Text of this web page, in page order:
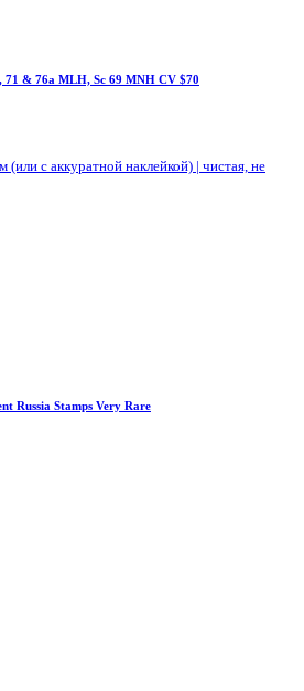
71 & 76a MLH, Sc 69 MNH CV $70
(или с аккуратной наклейкой) | чистая, не
Russia Stamps Very Rare